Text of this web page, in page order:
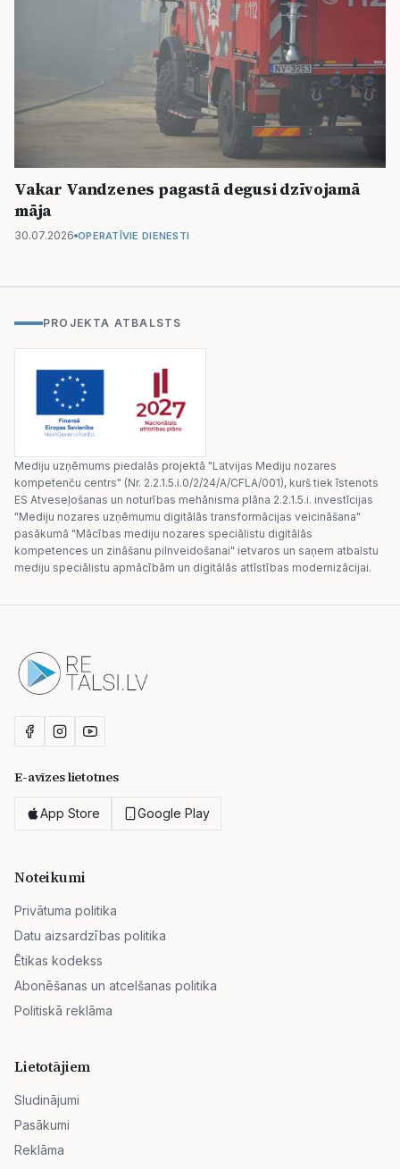
Vakar Vandzenes pagastā degusi dzīvojamā
māja
30.07.2026 OPERATĪVIE DIENESTI
PROJEKTA ATBALSTS
Mediju uzņēmums piedalās projektā "Latvijas Mediju nozares
kompetenču centrs" (Nr. 2.2.1.5.i.0/2/24/A/CFLA/001), kurš tiek īstenots
ES Atveseļošanas un noturības mehānisma plāna 2.2.1.5.i. investīcijas
"Mediju nozares uzņēmumu digitālās transformācijas veicināšana"
pasākumā "Mācības mediju nozares speciālistu digitālās
kompetences un zināšanu pilnveidošanai" ietvaros un saņem atbalstu
mediju speciālistu apmācībām un digitālās attīstības modernizācijai.
E-avīzes lietotnes
App Store Google Play
Noteikumi
Privātuma politika
Datu aizsardzības politika
Ētikas kodekss
Abonēšanas un atcelšanas politika
Politiskā reklāma
Lietotājiem
Sludinājumi
Pasākumi
Reklāma